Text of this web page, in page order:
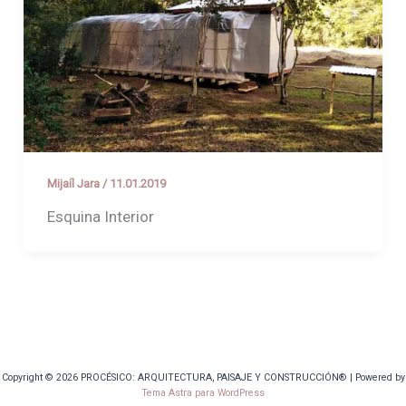
Mijaíl Jara / 11.01.2019
Esquina Interior
Copyright © 2026 PROCÉSICO: ARQUITECTURA, PAISAJE Y CONSTRUCCIÓN® | Powered by
Tema Astra para WordPress